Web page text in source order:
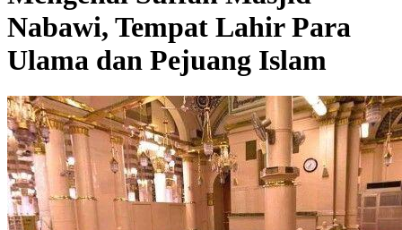
Nabawi, Tempat Lahir Para
Ulama dan Pejuang Islam